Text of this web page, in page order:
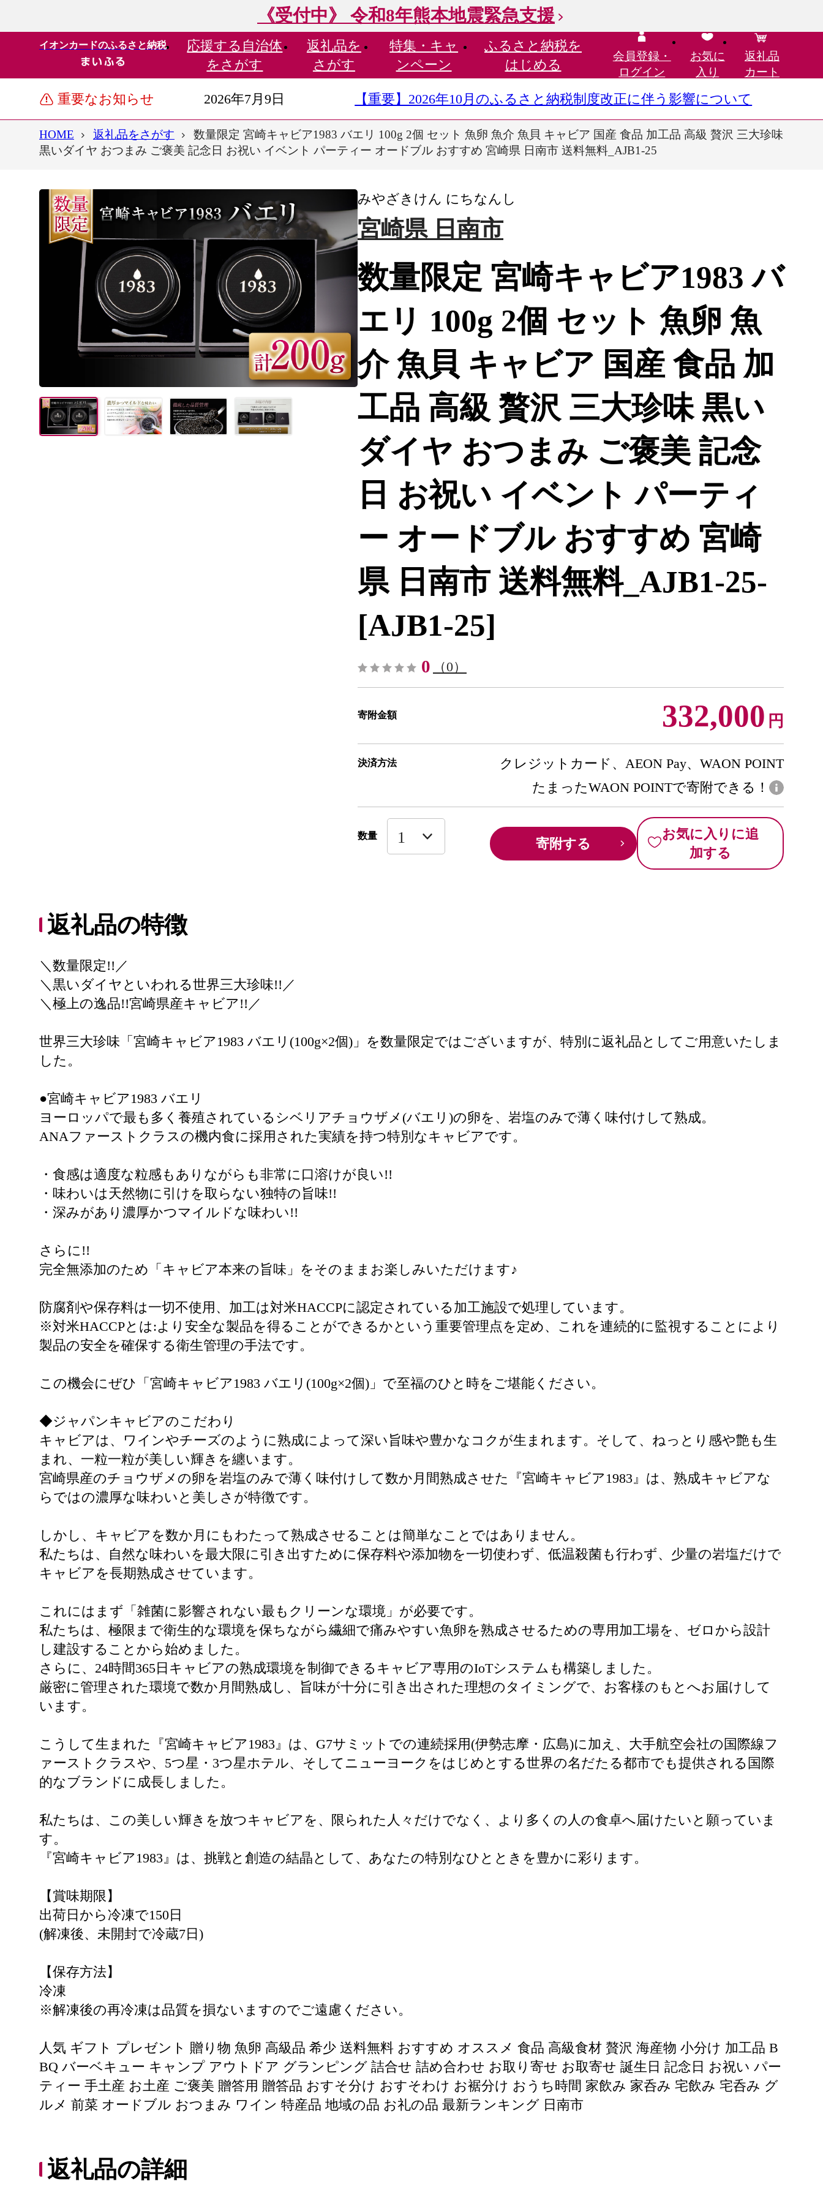
《受付中》 令和8年熊本地震緊急支援
イオンカードのふるさと納税 応援する 自治体
をさがす
返礼品を
さがす
特集・ キャ
ンペーン
ふるさと納税を
はじめる
会員登録・
ログイン
お気に
入り
返礼品
カート
重要なお知らせ 2026年7月9日 【重要】2026年10月のふるさと納税制度改正に伴う影響について
HOME 返礼品をさがす
数量限定 宮崎キャビア1983 バエリ 100g 2個 セット 魚卵 魚介 魚貝 キャビア 国産 食品 加工品 高級 贅沢 三大珍味
黒いダイヤ おつまみ ご褒美 記念日 お祝い イベント パーティー オードブル おすすめ 宮崎県 日南市 送料無料_AJB1-25
みやざきけん にちなんし
宮崎県 日南市
数量限定 宮崎キャビア1983 バ
エリ 100g 2個 セット 魚卵 魚
介 魚貝 キャビア 国産 食品 加
工品 高級 贅沢 三大珍味 黒い
ダイヤ おつまみ ご褒美 記念
日 お祝い イベント パーティ
ー オードブル おすすめ 宮崎
県 日南市 送料無料_AJB1-25-
[AJB1-25]
0 （0）
寄附金額 332,000 円
決済方法
クレジットカード、AEON Pay、WAON POINT
たまったWAON POINTで寄附できる！
数量 寄附する
お気に入りに追
加する
返礼品の特徴
＼数量限定!!／
＼黒いダイヤといわれる世界三大珍味!!／
＼極上の逸品!!宮崎県産キャビア!!／
世界三大珍味「宮崎キャビア1983 バエリ(100g×2個)」を数量限定ではございますが、特別に返礼品としてご用意いたしま
した。
●宮崎キャビア1983 バエリ
ヨーロッパで最も多く養殖されているシベリアチョウザメ(バエリ)の卵を、岩塩のみで薄く味付けして熟成。
ANAファーストクラスの機内食に採用された実績を持つ特別なキャビアです。
・食感は適度な粒感もありながらも非常に口溶けが良い!!
・味わいは天然物に引けを取らない独特の旨味!!
・深みがあり濃厚かつマイルドな味わい!!
さらに!!
完全無添加のため「キャビア本来の旨味」をそのままお楽しみいただけます♪
防腐剤や保存料は一切不使用、加工は対米HACCPに認定されている加工施設で処理しています。
※対米HACCPとは:より安全な製品を得ることができるかという重要管理点を定め、これを連続的に監視することにより
製品の安全を確保する衛生管理の手法です。
この機会にぜひ「宮崎キャビア1983 バエリ(100g×2個)」で至福のひと時をご堪能ください。
◆ジャパンキャビアのこだわり
キャビアは、ワインやチーズのように熟成によって深い旨味や豊かなコクが生まれます。そして、ねっとり感や艶も生
まれ、一粒一粒が美しい輝きを纏います。
宮崎県産のチョウザメの卵を岩塩のみで薄く味付けして数か月間熟成させた『宮崎キャビア1983』は、熟成キャビアな
らではの濃厚な味わいと美しさが特徴です。
しかし、キャビアを数か月にもわたって熟成させることは簡単なことではありません。
私たちは、自然な味わいを最大限に引き出すために保存料や添加物を一切使わず、低温殺菌も行わず、少量の岩塩だけで
キャビアを長期熟成させています。
これにはまず「雑菌に影響されない最もクリーンな環境」が必要です。
私たちは、極限まで衛生的な環境を保ちながら繊細で痛みやすい魚卵を熟成させるための専用加工場を、ゼロから設計
し建設することから始めました。
さらに、24時間365日キャビアの熟成環境を制御できるキャビア専用のIoTシステムも構築しました。
厳密に管理された環境で数か月間熟成し、旨味が十分に引き出された理想のタイミングで、お客様のもとへお届けして
います。
こうして生まれた『宮崎キャビア1983』は、G7サミットでの連続採用(伊勢志摩・広島)に加え、大手航空会社の国際線フ
ァーストクラスや、5つ星・3つ星ホテル、そしてニューヨークをはじめとする世界の名だたる都市でも提供される国際
的なブランドに成長しました。
私たちは、この美しい輝きを放つキャビアを、限られた人々だけでなく、より多くの人の食卓へ届けたいと願っていま
す。
『宮崎キャビア1983』は、挑戦と創造の結晶として、あなたの特別なひとときを豊かに彩ります。
【賞味期限】
出荷日から冷凍で150日
(解凍後、未開封で冷蔵7日)
【保存方法】
冷凍
※解凍後の再冷凍は品質を損ないますのでご遠慮ください。
人気 ギフト プレゼント 贈り物 魚卵 高級品 希少 送料無料 おすすめ オススメ 食品 高級食材 贅沢 海産物 小分け 加工品 B
BQ バーベキュー キャンプ アウトドア グランピング 詰合せ 詰め合わせ お取り寄せ お取寄せ 誕生日 記念日 お祝い パー
ティー 手土産 お土産 ご褒美 贈答用 贈答品 おすそ分け おすそわけ お裾分け おうち時間 家飲み 家呑み 宅飲み 宅呑み グ
ルメ 前菜 オードブル おつまみ ワイン 特産品 地域の品 お礼の品 最新ランキング 日南市
返礼品の詳細